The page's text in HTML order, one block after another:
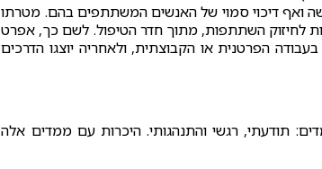
ואף דיכוי סמוי של האנשים המשתתפים בהם. מטרתו
לחיזוק השתתפות, מתוך חדר הטיפול. לשם כך, אפרט
הפרטנית או הקבוצתית, ולאחריה יוצגו הדרכים
תודעתי, רגשי והתנהגותי. היכרות עם ממדים אלה